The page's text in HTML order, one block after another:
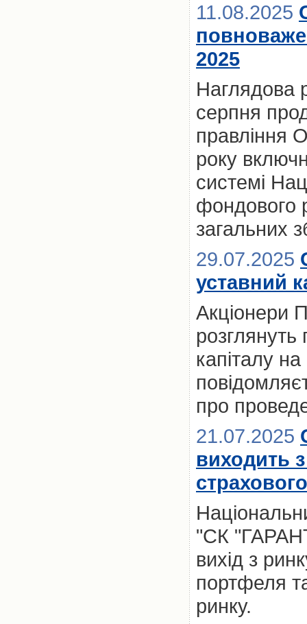
11.08.2025
2025
Наглядова
серпня
правління
року
системі
фондового
загальних
29.07.2025
уставний
Акціонери
розглянуть
капіталу
про
21.07.2025
виходить
"СК
вихід з
портфеля
ринку.